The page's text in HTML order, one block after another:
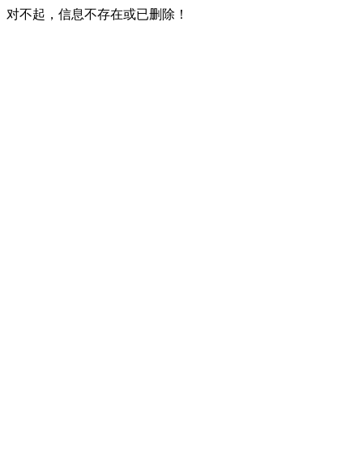
对不起，信息不存在或已删除！